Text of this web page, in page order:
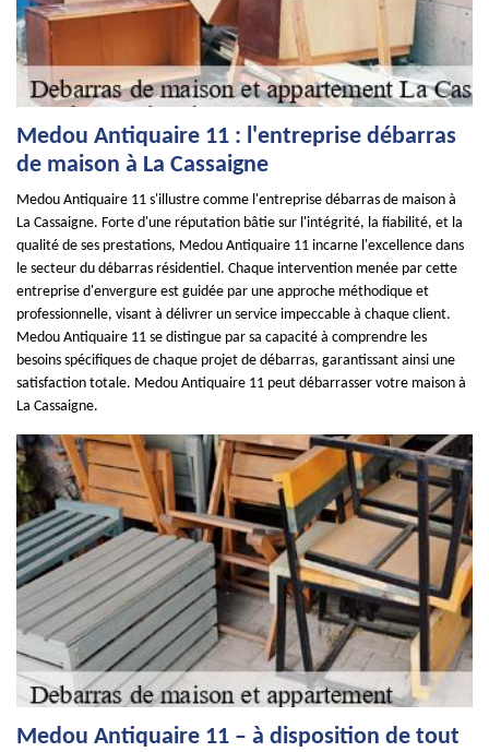
Medou Antiquaire 11 : l'entreprise débarras
de maison à La Cassaigne
Medou Antiquaire 11 s'illustre comme l'entreprise débarras de maison à
La Cassaigne. Forte d'une réputation bâtie sur l'intégrité, la fiabilité, et la
qualité de ses prestations, Medou Antiquaire 11 incarne l'excellence dans
le secteur du débarras résidentiel. Chaque intervention menée par cette
entreprise d'envergure est guidée par une approche méthodique et
professionnelle, visant à délivrer un service impeccable à chaque client.
Medou Antiquaire 11 se distingue par sa capacité à comprendre les
besoins spécifiques de chaque projet de débarras, garantissant ainsi une
satisfaction totale. Medou Antiquaire 11 peut débarrasser votre maison à
La Cassaigne.
Medou Antiquaire 11 – à disposition de tout